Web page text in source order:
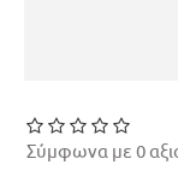
Σύμφωνα με 0